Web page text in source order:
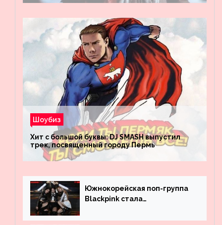
Шоубиз
Хит с большой буквы: DJ SMASH выпустил
трек, посвященный городу Пермь
Южнокорейская поп-группа
Blackpink стала
просмотрам на YouTube. Они